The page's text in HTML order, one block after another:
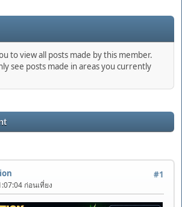
to view all posts made by this member.
see posts made in areas you currently
#1
ก่อนเที่ยง